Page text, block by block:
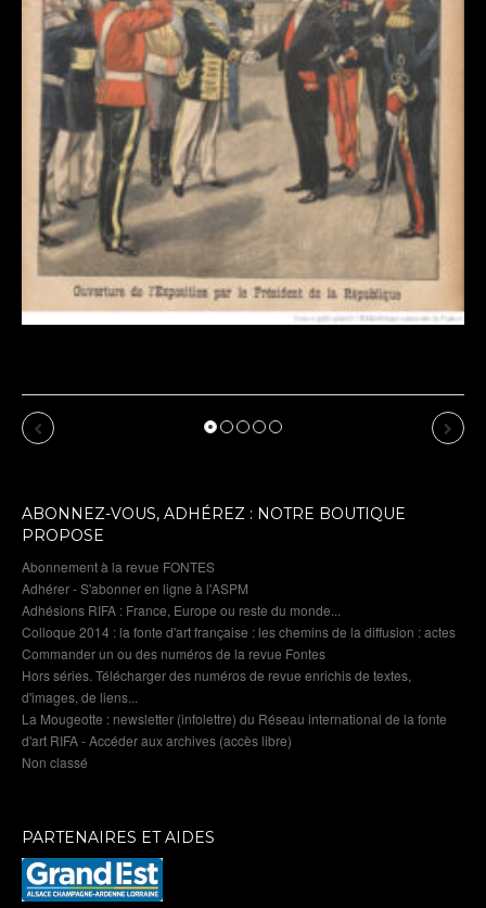
Previous Next
ABONNEZ-VOUS, ADHÉREZ : NOTRE BOUTIQUE
PROPOSE
Abonnement à la revue FONTES
Adhérer - S'abonner en ligne à l'ASPM
Adhésions RIFA : France, Europe ou reste du monde...
Colloque 2014 : la fonte d'art française : les chemins de la diffusion : actes
Commander un ou des numéros de la revue Fontes
Hors séries. Télécharger des numéros de revue enrichis de textes,
d'images, de liens...
La Mougeotte : newsletter (infolettre) du Réseau international de la fonte
d'art RIFA - Accéder aux archives (accès libre)
Non classé
PARTENAIRES ET AIDES